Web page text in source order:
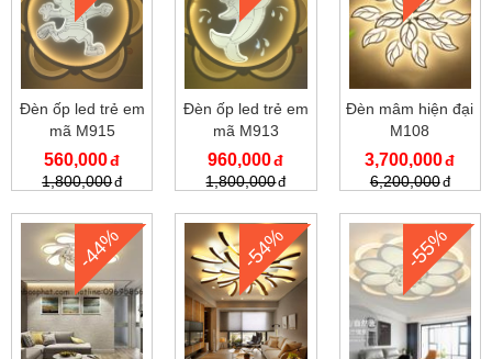
Đèn ốp led trẻ em
mã M915
560,000
1,800,000
Đèn ốp led trẻ em
mã M913
960,000
1,800,000
Đèn mâm hiện đại
M108
3,700,000
6,200,000
-44% -54% -55%